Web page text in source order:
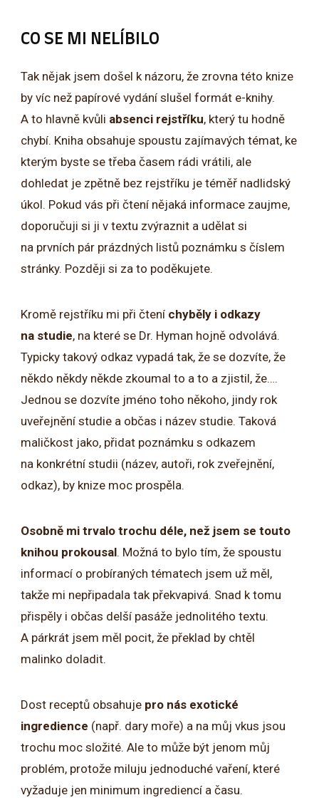
CO SE MI NELÍBILO
Tak nějak jsem došel k názoru, že zrovna této knize
by víc než papírové vydání slušel formát e-knihy.
A to hlavně kvůli absenci rejstříku, který tu hodně
chybí. Kniha obsahuje spoustu zajímavých témat, ke
kterým byste se třeba časem rádi vrátili, ale
dohledat je zpětně bez rejstříku je téměř nadlidský
úkol. Pokud vás při čtení nějaká informace zaujme,
doporučuji si ji v textu zvýraznit a udělat si
na prvních pár prázdných listů poznámku s číslem
stránky. Později si za to poděkujete.
Kromě rejstříku mi při čtení chyběly i odkazy
na studie, na které se Dr. Hyman hojně odvolává.
Typicky takový odkaz vypadá tak, že se dozvíte, že
někdo někdy někde zkoumal to a to a zjistil, že….
Jednou se dozvíte jméno toho někoho, jindy rok
uveřejnění studie a občas i název studie. Taková
maličkost jako, přidat poznámku s odkazem
na konkrétní studii (název, autoři, rok zveřejnění,
odkaz), by knize moc prospěla.
Osobně mi trvalo trochu déle, než jsem se touto
knihou prokousal. Možná to bylo tím, že spoustu
informací o probíraných tématech jsem už měl,
takže mi nepřipadala tak překvapivá. Snad k tomu
přispěly i občas delší pasáže jednolitého textu.
A párkrát jsem měl pocit, že překlad by chtěl
malinko doladit.
Dost receptů obsahuje pro nás exotické
ingredience (např. dary moře) a na můj vkus jsou
trochu moc složité. Ale to může být jenom můj
problém, protože miluju jednoduché vaření, které
vyžaduje jen minimum ingrediencí a času.